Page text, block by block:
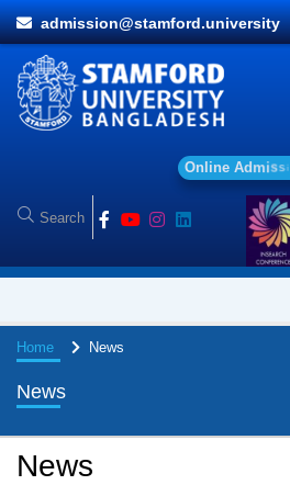
admission@stamford.university
Onl ine Ad missi
Home News
News
News